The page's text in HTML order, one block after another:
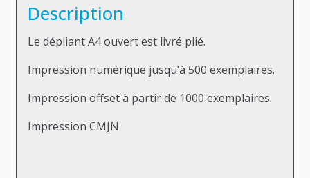
Description
Le dépliant A4 ouvert est livré plié.
Impression numérique jusqu’à 500 exemplaires.
Impression offset à partir de 1000 exemplaires.
Impression CMJN